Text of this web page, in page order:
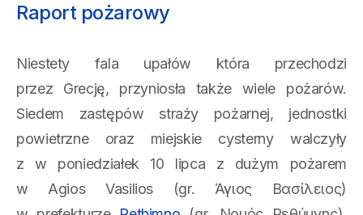
Raport pożarowy
Niestety fala upałów która przechodzi
przez Grecję, przyniosła także wiele pożarów.
Siedem zastępów straży pożarnej, jednostki
powietrzne oraz miejskie cysterny walczyły
z w poniedziałek 10 lipca z dużym pożarem
w Agios Vasilios (gr. Άγιος Βασίλειος)